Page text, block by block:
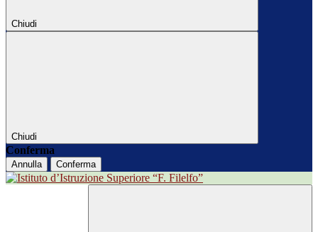
Chiudi
Chiudi
Conferma
Annulla Conferma